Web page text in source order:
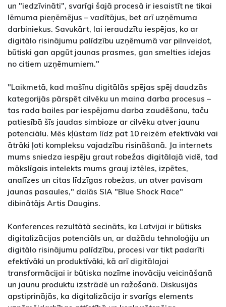
un "iedzīvināti", svarīgi šajā procesā ir iesaistīt ne tikai
lēmuma pieņēmējus – vadītājus, bet arī uzņēmuma
darbiniekus. Savukārt, lai ieraudzītu iespējas, ko ar
digitālo risinājumu palīdzību uzņēmumā var pilnveidot,
būtiski gan apgūt jaunas prasmes, gan smelties idejas
no citiem uzņēmumiem."
"Laikmetā, kad mašīnu digitālās spējas spēj daudzās
kategorijās pārspēt cilvēku un maina darba procesus –
tas rada bailes par iespējamu darba zaudēšanu, taču
patiesībā šīs jaudas simbioze ar cilvēku atver jaunu
potenciālu. Mēs kļūstam līdz pat 10 reizēm efektīvāki vai
ātrāki ļoti kompleksu vajadzību risināšanā. Ja internets
mums sniedza iespēju graut robežas digitālajā vidē, tad
mākslīgais intelekts mums grauj iztēles, izpētes,
analīzes un citas līdzīgas robežas, un atver pavisam
jaunas pasaules," dalās SIA "Blue Shock Race"
dibinātājs Artis Daugins.
Konferences rezultātā secināts, ka Latvijai ir būtisks
digitalizācijas potenciāls un, ar dažādu tehnoloģiju un
digitālo risinājumu palīdzību, procesi var tikt padarīti
efektīvāki un produktīvāki, kā arī digitālajai
transformācijai ir būtiska nozīme inovāciju veicināšanā
un jaunu produktu izstrādē un ražošanā. Diskusijās
apstiprinājās, ka digitalizācija ir svarīgs elements